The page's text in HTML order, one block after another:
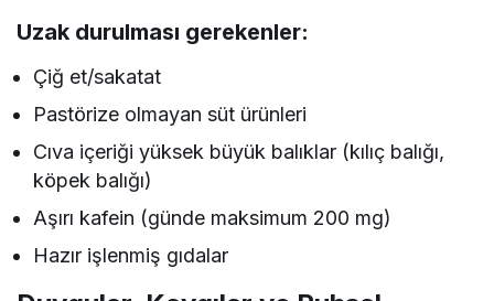
Uzak durulması gerekenler:
Çiğ et/sakatat
Pastörize olmayan süt ürünleri
Cıva içeriği yüksek büyük balıklar (kılıç balığı,
köpek balığı)
Aşırı kafein (günde maksimum 200 mg)
Hazır işlenmiş gıdalar